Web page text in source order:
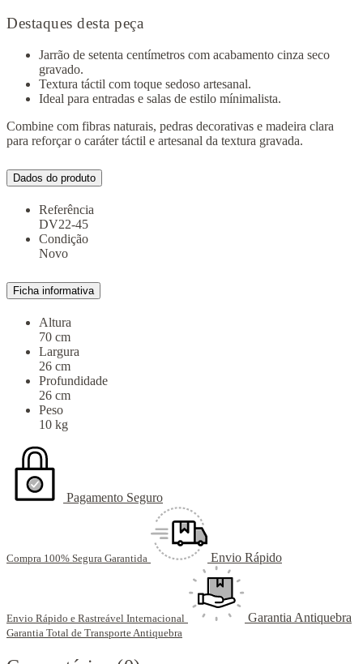
Destaques desta peça
Jarrão de setenta centímetros com acabamento cinza seco
gravado.
Textura táctil com toque sedoso artesanal.
Ideal para entradas e salas de estilo mínimalista.
Combine com fibras naturais, pedras decorativas e madeira clara
para reforçar o caráter táctil e artesanal da textura gravada.
Dados do produto
Referência
DV22-45
Condição
Novo
Ficha informativa
Altura
70 cm
Largura
26 cm
Profundidade
26 cm
Peso
10 kg
Pagamento Seguro
Compra 100% Segura Garantida Envio Rápido
Envio Rápido e Rastreável Internacional Garantia Antiquebra
Garantia Total de Transporte Antiquebra